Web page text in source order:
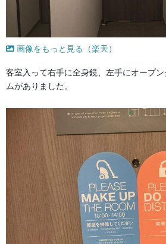
画像をもっと見る（楽天）
客室入って右手に全身鏡、左手にオープ
ムがありました。